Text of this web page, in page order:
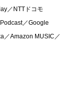
／NTTドコモ
／Google
／Amazon MUSIC／